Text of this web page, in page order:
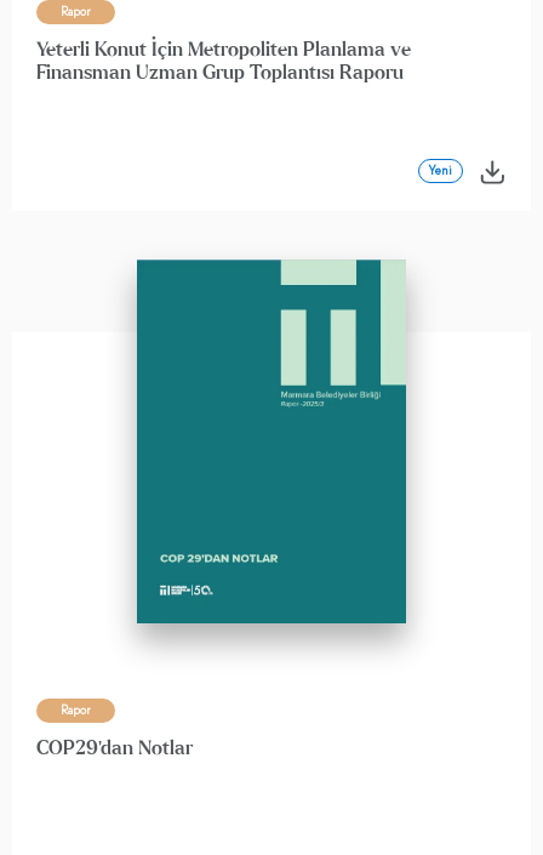
Rapor
Yeterli Konut İçin Metropoliten Planlama ve
Finansman Uzman Grup Toplantısı Raporu
Yeni
Rapor
COP29'dan Notlar